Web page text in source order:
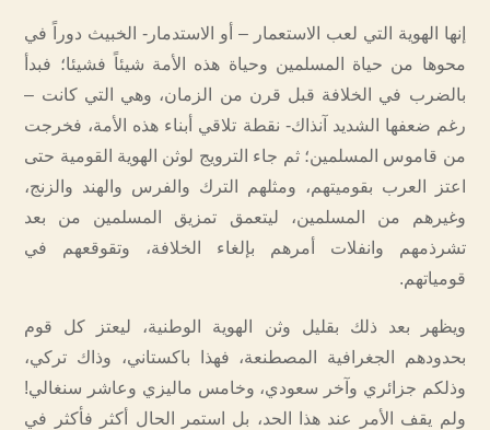
إنها الهوية التي لعب الاستعمار – أو الاستدمار- الخبيث دوراً في
محوها من حياة المسلمين وحياة هذه الأمة شيئاً فشيئا؛ فبدأ
بالضرب في الخلافة قبل قرن من الزمان، وهي التي كانت –
رغم ضعفها الشديد آنذاك- نقطة تلاقي أبناء هذه الأمة، فخرجت
من قاموس المسلمين؛ ثم جاء الترويج لوثن الهوية القومية حتى
اعتز العرب بقوميتهم، ومثلهم الترك والفرس والهند والزنج،
وغيرهم من المسلمين، ليتعمق تمزيق المسلمين من بعد
تشرذمهم وانفلات أمرهم بإلغاء الخلافة، وتقوقعهم في
قومياتهم.
ويظهر بعد ذلك بقليل وثن الهوية الوطنية، ليعتز كل قوم
بحدودهم الجغرافية المصطنعة، فهذا باكستاني، وذاك تركي،
وذلكم جزائري وآخر سعودي، وخامس ماليزي وعاشر سنغالي!
ولم يقف الأمر عند هذا الحد، بل استمر الحال أكثر فأكثر في